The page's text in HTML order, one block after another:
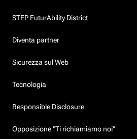
STEP FuturAbility District
Diventa partner
Sicurezza sul Web
Tecnologia
Responsible Disclosure
Opposizione "Ti richiamiamo noi"